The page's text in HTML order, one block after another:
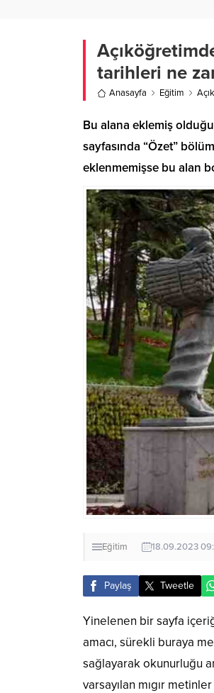
tarihleri ne
Anasayfa Eğitim
Bu alana eklemiş
sayfasında “Özet”
eklenmemişse bu alan
Eğitim 18.09.2023
Paylaş Tweetle
Yinelenen bir sayfa
amacı, sürekli buraya
sağlayarak okunurluğu
varsayılan mıgır